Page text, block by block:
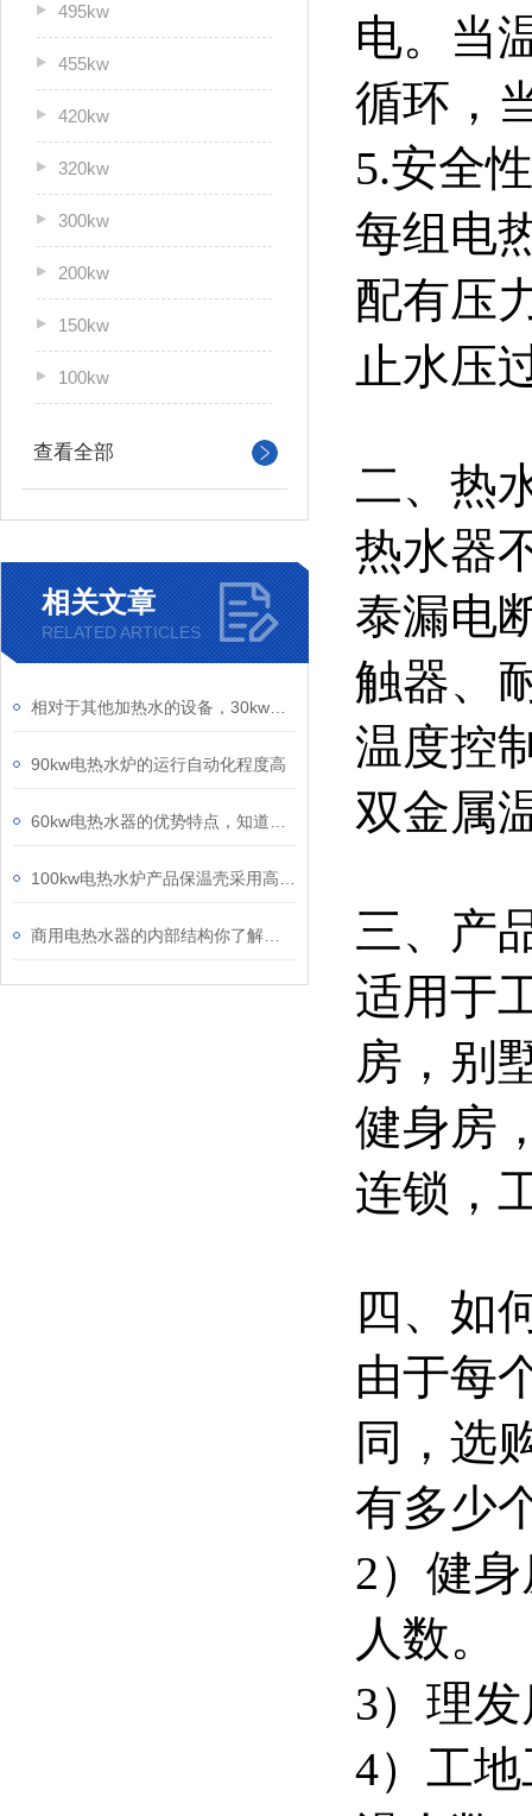
495kw
455kw
420kw
320kw
300kw
200kw
150kw
100kw
查看全部
相关文章
RELATED ARTICLES
90kw电热水炉的运行自动化程度高
电。当
循环，
5.安全
每组电
配有压
止水压
二、热
热水器
泰漏电
触器、
温度控
双金属
三、产
适用于
房 ， 别
健身房
连锁，
四、如
由于每
同，选
有多少
2）健
人数。
3）理
4）工